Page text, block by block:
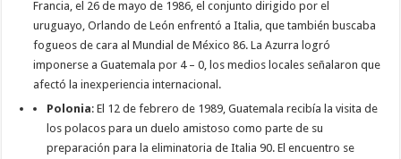
Francia, el 26 de mayo de 1986, el conjunto dirigido por el
uruguayo, Orlando de León enfrentó a Italia, que también buscaba
fogueos de cara al Mundial de México 86. La Azurra logró
imponerse a Guatemala por 4 – 0, los medios locales señalaron que
afectó la inexperiencia internacional.
Polonia: El 12 de febrero de 1989, Guatemala recibía la visita de
los polacos para un duelo amistoso como parte de su
preparación para la eliminatoria de Italia 90. El encuentro se